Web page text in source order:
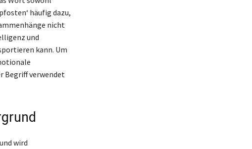
häufig dazu,
nicht
und
kann. Um
Begriff verwendet
wird